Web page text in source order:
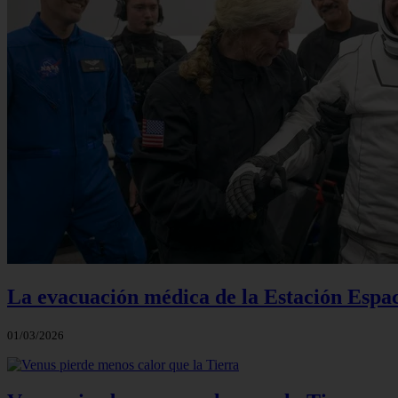
La evacuación médica de la Estación
01/03/2026